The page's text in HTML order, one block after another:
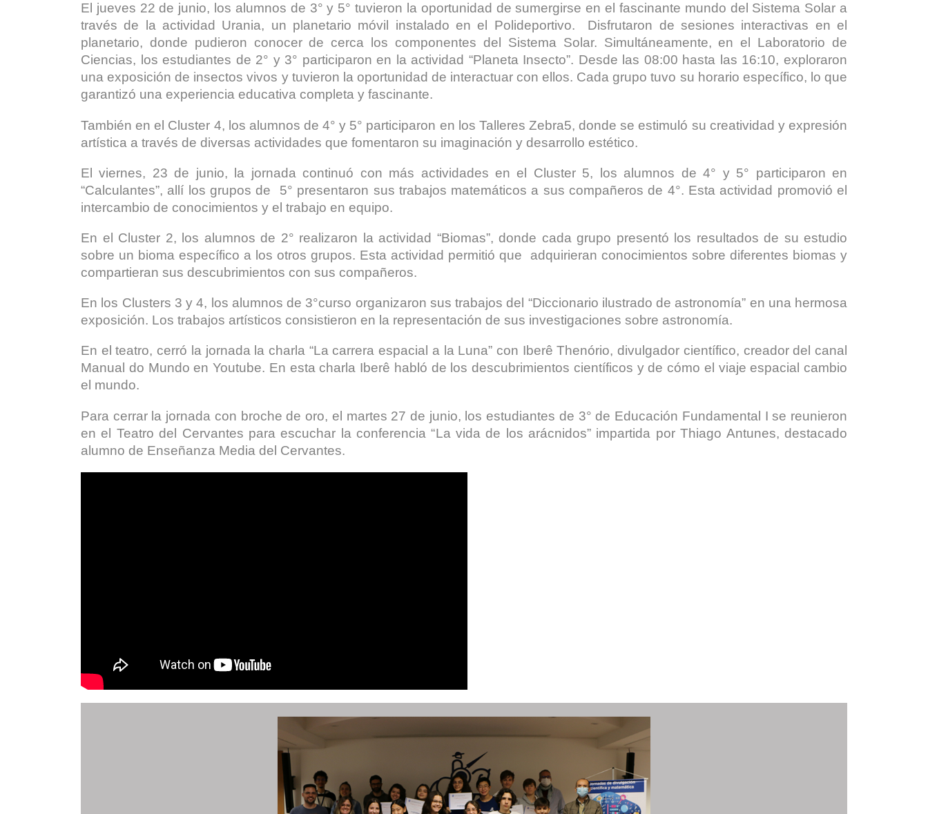
El jueves 22 de junio, los alumnos de 3° y 5° tuvieron la oportunidad de sumergirse en el fascinante mundo del Sistema Solar a
través de la actividad Urania, un planetario móvil instalado en el Polideportivo. Disfrutaron de sesiones interactivas en el
planetario, donde pudieron conocer de cerca los componentes del Sistema Solar. Simultáneamente, en el Laboratorio de
Ciencias, los estudiantes de 2° y 3° participaron en la actividad “Planeta Insecto”. Desde las 08:00 hasta las 16:10, exploraron
una exposición de insectos vivos y tuvieron la oportunidad de interactuar con ellos. Cada grupo tuvo su horario específico, lo que
garantizó una experiencia educativa completa y fascinante.
También en el Cluster 4, los alumnos de 4° y 5° participaron en los Talleres Zebra5, donde se estimuló su creatividad y expresión
artística a través de diversas actividades que fomentaron su imaginación y desarrollo estético.
El viernes, 23 de junio, la jornada continuó con más actividades en el Cluster 5, los alumnos de 4° y 5° participaron en
“Calculantes”, allí los grupos de 5° presentaron sus trabajos matemáticos a sus compañeros de 4°. Esta actividad promovió el
intercambio de conocimientos y el trabajo en equipo.
En el Cluster 2, los alumnos de 2° realizaron la actividad “Biomas”, donde cada grupo presentó los resultados de su estudio
sobre un bioma específico a los otros grupos. Esta actividad permitió que adquirieran conocimientos sobre diferentes biomas y
compartieran sus descubrimientos con sus compañeros.
En los Clusters 3 y 4, los alumnos de 3°curso organizaron sus trabajos del “Diccionario ilustrado de astronomía” en una hermosa
exposición. Los trabajos artísticos consistieron en la representación de sus investigaciones sobre astronomía.
En el teatro, cerró la jornada la charla “La carrera espacial a la Luna” con Iberê Thenório, divulgador científico, creador del canal
Manual do Mundo en Youtube. En esta charla Iberê habló de los descubrimientos científicos y de cómo el viaje espacial cambio
el mundo.
Para cerrar la jornada con broche de oro, el martes 27 de junio, los estudiantes de 3° de Educación Fundamental I se reunieron
en el Teatro del Cervantes para escuchar la conferencia “La vida de los arácnidos” impartida por Thiago Antunes, destacado
alumno de Enseñanza Media del Cervantes.